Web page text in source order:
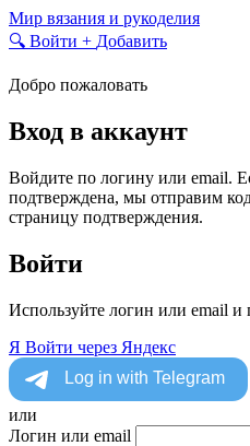
Skip
to
Мир вязания и рукоделия
🔍 Войти + Добавить
Добро пожаловать
Вход в аккаунт
Войдите по логину или email.
подтверждена, мы отправим
страницу подтверждения.
Войти
Используйте логин или email и
Я Войти через Яндекс
или
Логин или email